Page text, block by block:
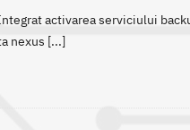
activarea serviciului
nexus [...]